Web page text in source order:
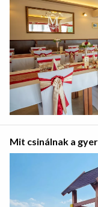
Mit csinálnak a